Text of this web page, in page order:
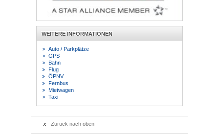
WEITERE INFORMATIONEN
Auto / Parkplätze
GPS
Bahn
Flug
ÖPNV
Fernbus
Mietwagen
Taxi
Zurück nach oben